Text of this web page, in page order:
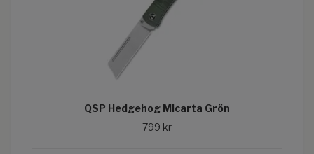
QSP Hedgehog Micarta Grön
799 kr